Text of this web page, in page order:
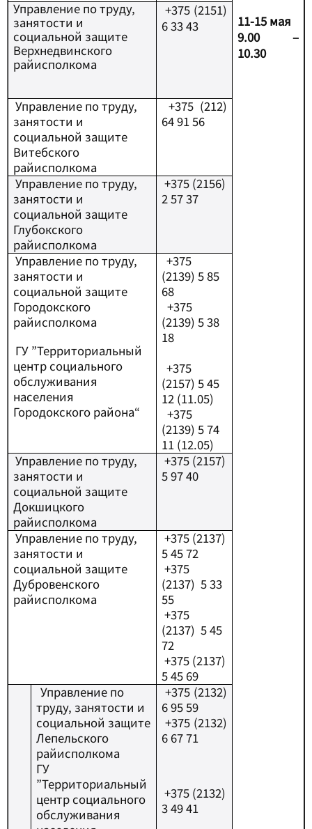
11-15 мая
9.00 –
10.30
Управление по труду,
занятости и
социальной защите
Верхнедвинского
райисполкома
+375 (2151)
6 33 43
Управление по труду,
занятости и
социальной защите
Витебского
райисполкома
+375 (212)
64 91 56
Управление по труду,
занятости и
социальной защите
Глубокского
райисполкома
+375 (2156)
2 57 37
Управление по труду,
занятости и
социальной защите
Городокского
райисполкома
ГУ ”Территориальный
центр социального
обслуживания
населения
Городокского района“
+375
(2139) 5 85
68
+375
(2139) 5 38
18
+375
(2157) 5 45
12 (11.05)
+375
(2139) 5 74
11 (12.05)
Управление по труду,
занятости и
социальной защите
Докшицкого
райисполкома
+375 (2157)
5 97 40
Управление по труду,
занятости и
социальной защите
Дубровенского
райисполкома
+375 (2137)
5 45 72
+375
(2137) 5 33
55
+375
(2137) 5 45
72
+375 (2137)
5 45 69
Управление по
труду, занятости и
социальной защите
Лепельского
райисполкома
ГУ
”Территориальный
центр социального
обслуживания
+375 (2132)
6 95 59
+375 (2132)
6 67 71
+375 (2132)
3 49 41